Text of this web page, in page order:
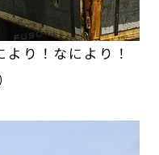
り！なにより！